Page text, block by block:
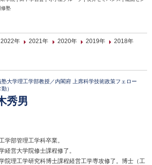
修塾
2022年 2021年 2020年 2019年 2018年
塾大学理工学部教授／内閣府 上席科学技術政策フェロー
）
秀男
学部管理工学科卒業。
経営大学院修士課程修了。
院理工学研究科博士課程経営工学専攻修了。博士（工